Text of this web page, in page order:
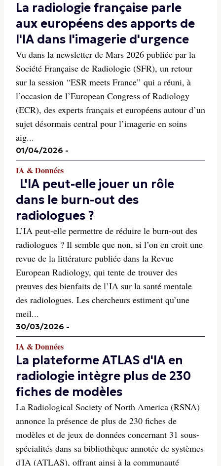
La radiologie française parle
aux européens des apports de
l'IA dans l'imagerie d'urgence
Vu dans la newsletter de Mars 2026 publiée par la
Société Française de Radiologie (SFR), un retour
sur la session “ESR meets France” qui a réuni, à
l’occasion de l’European Congress of Radiology
(ECR), des experts français et européens autour d’un
sujet désormais central pour l’imagerie en soins
aig...
01/04/2026 -
IA & Données
L'IA peut-elle jouer un rôle
dans le burn-out des
radiologues ?
L’IA peut-elle permettre de réduire le burn-out des
radiologues ? Il semble que non, si l’on en croit une
revue de la littérature publiée dans la Revue
European Radiology, qui tente de trouver des
preuves des bienfaits de l’IA sur la santé mentale
des radiologues. Les chercheurs estiment qu’une
meil...
30/03/2026 -
IA & Données
La plateforme ATLAS d'IA en
radiologie intègre plus de 230
fiches de modèles
La Radiological Society of North America (RSNA)
annonce la présence de plus de 230 fiches de
modèles et de jeux de données concernant 31 sous-
spécialités dans sa bibliothèque annotée de systèmes
d'IA (ATLAS), offrant ainsi à la communauté